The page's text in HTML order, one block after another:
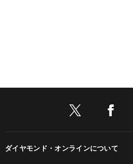
ダイヤモンド・オンラインについて